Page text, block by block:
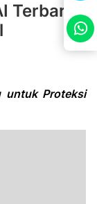
Terbaru
untuk Proteksi